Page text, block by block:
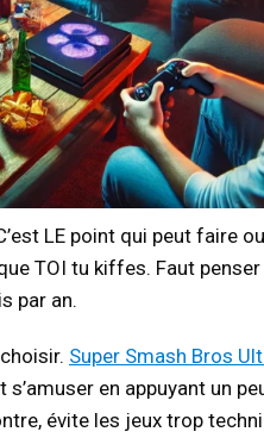
LE point qui peut faire
TOI tu kiffes. Faut
par an.
Super Smash Bros
en appuyant un
évite les jeux trop